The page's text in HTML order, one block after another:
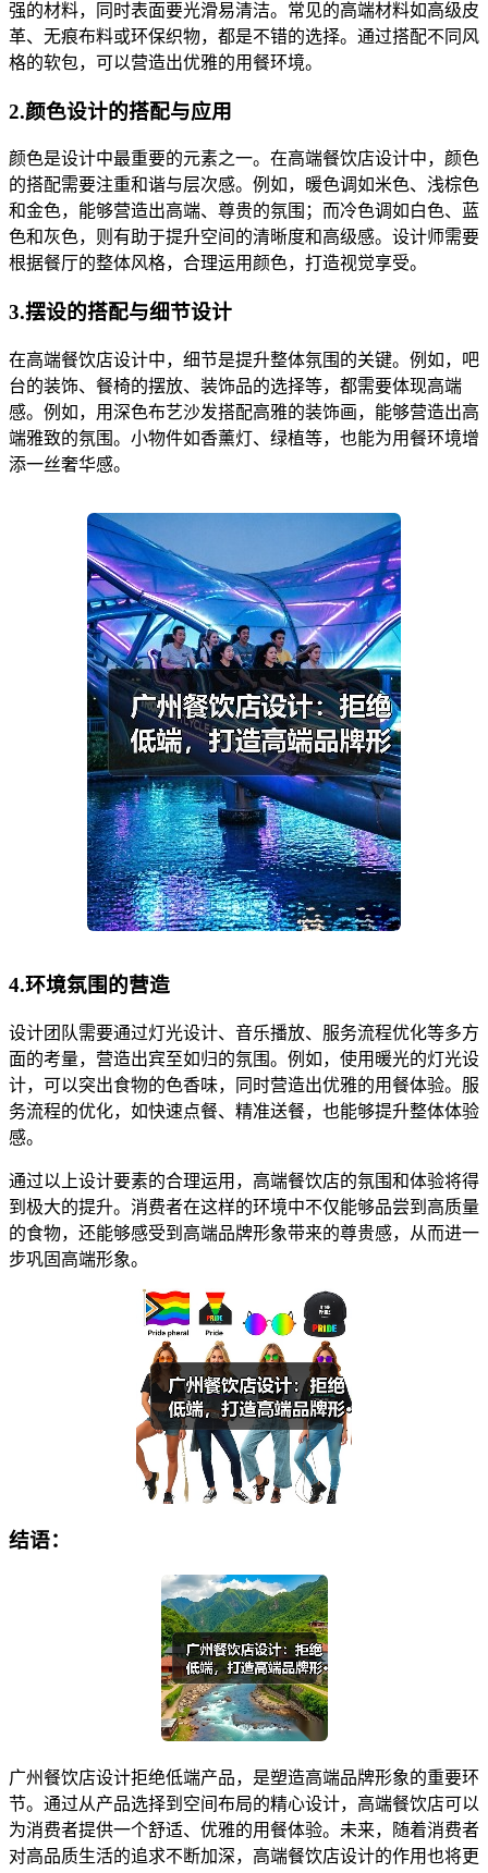
强的材料，同时表面要光滑易清洁。常见的高端材料如高级皮
革、无痕布料或环保织物，都是不错的选择。通过搭配不同风
格的软包，可以营造出优雅的用餐环境。
2.颜色设计的搭配与应用
颜色是设计中最重要的元素之一。在高端餐饮店设计中，颜色
的搭配需要注重和谐与层次感。例如，暖色调如米色、浅棕色
和金色，能够营造出高端、尊贵的氛围；而冷色调如白色、蓝
色和灰色，则有助于提升空间的清晰度和高级感。设计师需要
根据餐厅的整体风格，合理运用颜色，打造视觉享受。
3.摆设的搭配与细节设计
在高端餐饮店设计中，细节是提升整体氛围的关键。例如，吧
台的装饰、餐椅的摆放、装饰品的选择等，都需要体现高端
感。例如，用深色布艺沙发搭配高雅的装饰画，能够营造出高
端雅致的氛围。小物件如香薰灯、绿植等，也能为用餐环境增
添一丝奢华感。
4.环境氛围的营造
设计团队需要通过灯光设计、音乐播放、服务流程优化等多方
面的考量，营造出宾至如归的氛围。例如，使用暖光的灯光设
计，可以突出食物的色香味，同时营造出优雅的用餐体验。服
务流程的优化，如快速点餐、精准送餐，也能够提升整体体验
感。
通过以上设计要素的合理运用，高端餐饮店的氛围和体验将得
到极大的提升。消费者在这样的环境中不仅能够品尝到高质量
的食物，还能够感受到高端品牌形象带来的尊贵感，从而进一
步巩固高端形象。
结语：
广州餐饮店设计拒绝低端产品，是塑造高端品牌形象的重要环
节。通过从产品选择到空间布局的精心设计，高端餐饮店可以
为消费者提供一个舒适、优雅的用餐体验。未来，随着消费者
对高品质生活的追求不断加深，高端餐饮店设计的作用也将更